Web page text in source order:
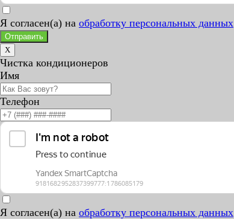
Я согласен(а) на обработку персональных данных
Отправить
X
Чистка кондиционеров
Имя
Телефон
Я согласен(а) на обработку персональных данных